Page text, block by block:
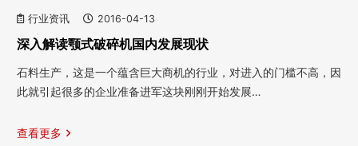
行业资讯 2016-04-13
深入解读颚式破碎机国内发展现状
石料生产，这是一个蕴含巨大商机的行业，对进入的门槛不高，因
此就引起很多的企业准备进军这块刚刚开始发展…
查看更多